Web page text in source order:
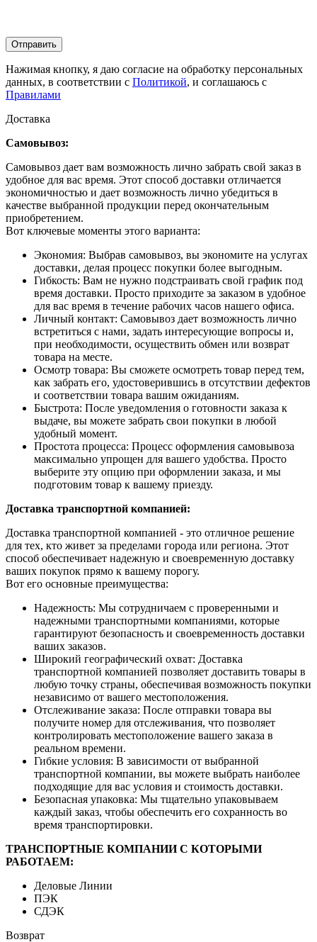
Отправить
Нажимая кнопку, я даю согласие на обработку персональных
данных, в соответствии с Политикой, и соглашаюсь с
Правилами
Доставка
Самовывоз:
Самовывоз дает вам возможность лично забрать свой заказ в
удобное для вас время. Этот способ доставки отличается
экономичностью и дает возможность лично убедиться в
качестве выбранной продукции перед окончательным
приобретением.
Вот ключевые моменты этого варианта:
Экономия: Выбрав самовывоз, вы экономите на услугах
доставки, делая процесс покупки более выгодным.
Гибкость: Вам не нужно подстраивать свой график под
время доставки. Просто приходите за заказом в удобное
для вас время в течение рабочих часов нашего офиса.
Личный контакт: Самовывоз дает возможность лично
встретиться с нами, задать интересующие вопросы и,
при необходимости, осуществить обмен или возврат
товара на месте.
Осмотр товара: Вы сможете осмотреть товар перед тем,
как забрать его, удостоверившись в отсутствии дефектов
и соответствии товара вашим ожиданиям.
Быстрота: После уведомления о готовности заказа к
выдаче, вы можете забрать свои покупки в любой
удобный момент.
Простота процесса: Процесс оформления самовывоза
максимально упрощен для вашего удобства. Просто
выберите эту опцию при оформлении заказа, и мы
подготовим товар к вашему приезду.
Доставка транспортной компанией:
Доставка транспортной компанией - это отличное решение
для тех, кто живет за пределами города или региона. Этот
способ обеспечивает надежную и своевременную доставку
ваших покупок прямо к вашему порогу.
Вот его основные преимущества:
Надежность: Мы сотрудничаем с проверенными и
надежными транспортными компаниями, которые
гарантируют безопасность и своевременность доставки
ваших заказов.
Широкий географический охват: Доставка
транспортной компанией позволяет доставить товары в
любую точку страны, обеспечивая возможность покупки
независимо от вашего местоположения.
Отслеживание заказа: После отправки товара вы
получите номер для отслеживания, что позволяет
контролировать местоположение вашего заказа в
реальном времени.
Гибкие условия: В зависимости от выбранной
транспортной компании, вы можете выбрать наиболее
подходящие для вас условия и стоимость доставки.
Безопасная упаковка: Мы тщательно упаковываем
каждый заказ, чтобы обеспечить его сохранность во
время транспортировки.
ТРАНСПОРТНЫЕ КОМПАНИИ С КОТОРЫМИ
РАБОТАЕМ:
Деловые Линии
ПЭК
СДЭК
Возврат